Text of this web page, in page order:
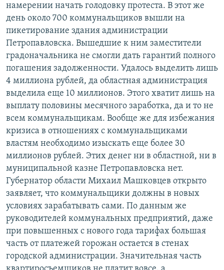
намерении начать голодовку протеста. В этот же
день около 700 коммунальщиков вышли на
пикетирование здания администрации
Петропавловска. Вышедшие к ним заместители
градоначальника не смогли дать гарантий полного
погашения задолженности. Удалось выделить лишь
4 миллиона рублей, да областная администрация
выделила еще 10 миллионов. Этого хватит лишь на
выплату половины месячного заработка, да и то не
всем коммунальщикам. Вообще же для избежания
кризиса в отношениях с коммунальщиками
властям необходимо изыскать еще более 30
миллионов рублей. Этих денег ни в областной, ни в
муниципальной казне Петропавловска нет.
Губернатор области Михаил Машковцев открыто
заявляет, что коммунальщики должны в новых
условиях зарабатывать сами. По данным же
руководителей коммунальных предприятий, даже
при повышенных с нового года тарифах большая
часть от платежей горожан остается в стенах
городской администрации. Значительная часть